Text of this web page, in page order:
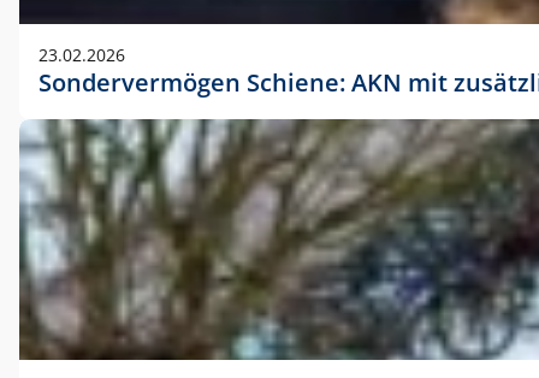
23.02.2026
Sondervermögen Schiene: AKN mit